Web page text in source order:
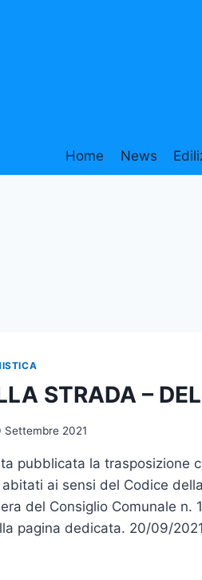
Home News
STRADA –
Settembre 2021
pubblicata la trasposizione
ai sensi del Codice
del Consiglio Comunale
pagina dedicata. 20/09/2021